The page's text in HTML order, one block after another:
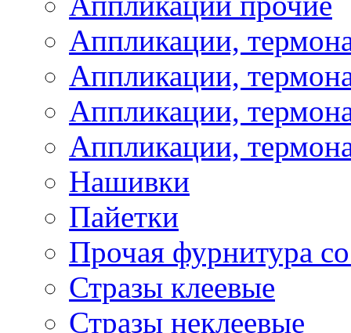
Аппликации,
Аппликации,
Аппликации,
Аппликации,
Нашивки
Пайетки
Прочая фурнитура
Стразы клеевые
Стразы неклеевые